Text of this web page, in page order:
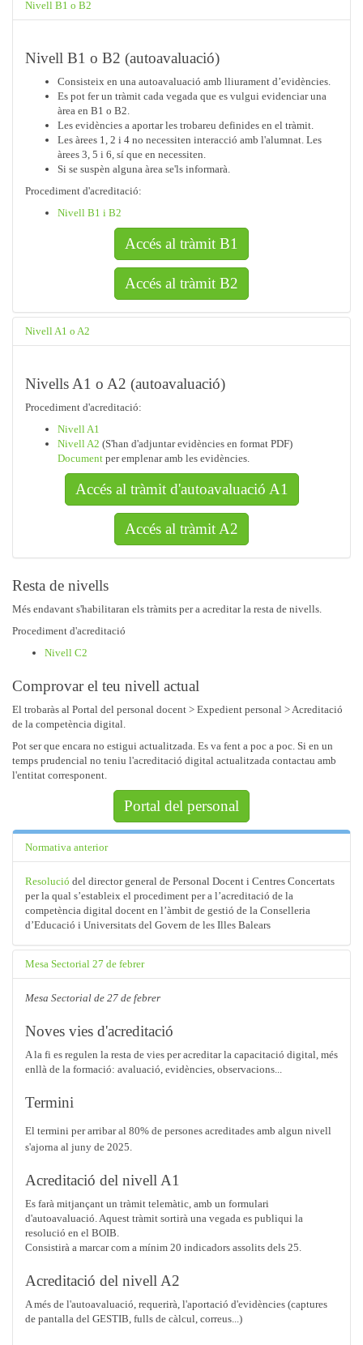
Nivell B1 o B2
Nivell B1 o B2 (autoavaluació)
Consisteix en una autoavaluació amb lliurament d’evidències.
Es pot fer un tràmit cada vegada que es vulgui evidenciar una
àrea en B1 o B2.
Les evidències a aportar les trobareu definides en el tràmit.
Les àrees 1, 2 i 4 no necessiten interacció amb l'alumnat. Les
àrees 3, 5 i 6, sí que en necessiten.
Si se suspèn alguna àrea se'ls informarà.
Procediment d'acreditació:
Nivell B1 i B2
Accés al tràmit B1
Accés al tràmit B2
Nivell A1 o A2
Nivells A1 o A2 (autoavaluació)
Procediment d'acreditació:
Nivell A1
Nivell A2 (S'han d'adjuntar evidències en format PDF)
Document per emplenar amb les evidències.
Accés al tràmit d'autoavaluació A1
Accés al tràmit A2
Resta de nivells
Més endavant s'habilitaran els tràmits per a acreditar la resta de nivells.
Procediment d'acreditació
Nivell C2
Comprovar el teu nivell actual
El trobaràs al Portal del personal docent > Expedient personal > Acreditació
de la competència digital.
Pot ser que encara no estigui actualitzada. Es va fent a poc a poc. Si en un
temps prudencial no teniu l'acreditació digital actualitzada contactau amb
l'entitat corresponent.
Portal del personal
Normativa anterior
Resolució del director general de Personal Docent i Centres Concertats
per la qual s’estableix el procediment per a l’acreditació de la
competència digital docent en l’àmbit de gestió de la Conselleria
d’Educació i Universitats del Govern de les Illes Balears
Mesa Sectorial 27 de febrer
Mesa Sectorial de 27 de febrer
Noves vies d'acreditació
A la fi es regulen la resta de vies per acreditar la capacitació digital, més
enllà de la formació: avaluació, evidències, observacions...
Termini
El termini per arribar al 80% de persones acreditades amb algun nivell
s'ajorna al juny de 2025.
Acreditació del nivell A1
Es farà mitjançant un tràmit telemàtic, amb un formulari
d'autoavaluació. Aquest tràmit sortirà una vegada es publiqui la
resolució en el BOIB.
Consistirà a marcar com a mínim 20 indicadors assolits dels 25.
Acreditació del nivell A2
A més de l'autoavaluació, requerirà, l'aportació d'evidències (captures
de pantalla del GESTIB, fulls de càlcul, correus...)